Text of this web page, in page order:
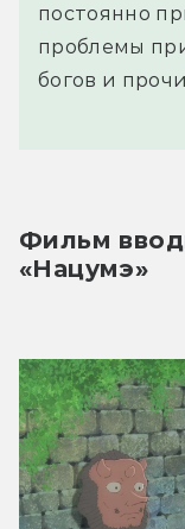
постоянно
проблемы
богов и
Фильм
«Нацумэ»